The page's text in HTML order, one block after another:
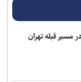
تیم بانوان
بازگشت اصولی به
مسیر قبله تهران